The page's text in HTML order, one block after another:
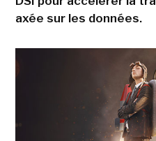
axée sur les données.